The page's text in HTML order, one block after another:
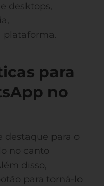
desktops,
para
no
destaque para o
no canto
disso,
para torná-lo